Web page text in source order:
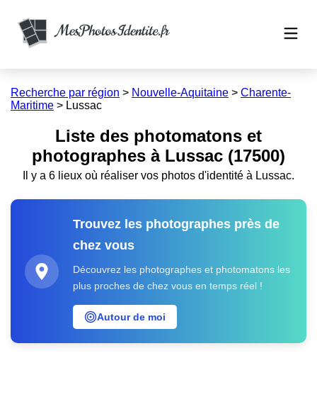
Recherche par région > Nouvelle-Aquitaine > Charente-
Maritime > Lussac
Liste des photomatons et
photographes à Lussac (17500)
Il y a 6 lieux où réaliser vos photos d'identité à Lussac.
Trouvez les photographes près de
chez vous
Découvrez les photographes et photomatons les
plus proches de chez vous en temps réel !
Autour de moi